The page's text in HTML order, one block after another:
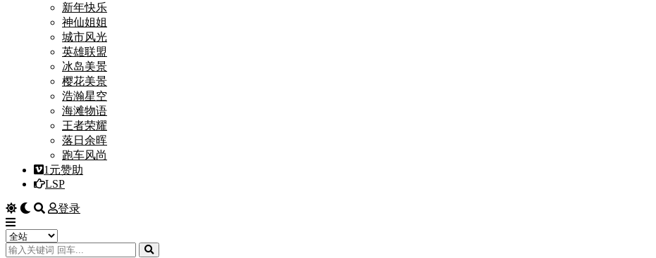
新年快乐
神仙姐姐
城市风光
英雄联盟
冰岛美景
樱花美景
浩瀚星空
海滩物语
王者荣耀
落日余晖
跑车风尚
1元赞助
LSP
登录